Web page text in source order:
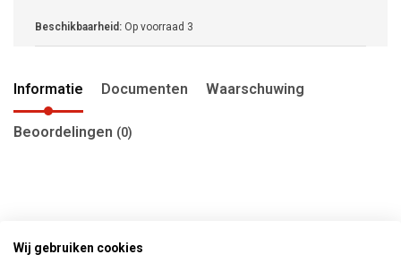
Beschikbaarheid: Op voorraad 3
Informatie Documenten Waarschuwing
Beoordelingen (0)
Wij gebruiken cookies